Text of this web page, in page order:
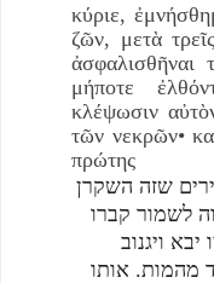
κύριε,
ζῶν, μετὰ
ἀσφαλισθῆναι
μήποτε
κλέψωσιν
τῶν νεκρῶν•
πρώτης
שזה השקרן
לשמור קברו
ויגנוב
אותו .מהמות